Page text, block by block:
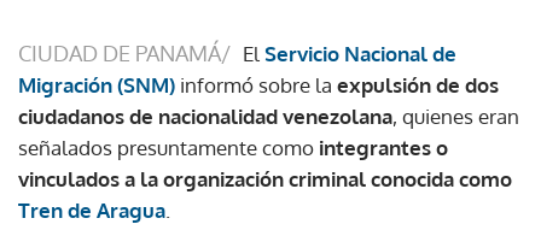
CIUDAD DE PANAMÁ/ El Servicio Nacional de
Migración (SNM) informó sobre la expulsión de dos
ciudadanos de nacionalidad venezolana, quienes eran
señalados presuntamente como integrantes o
vinculados a la organización criminal conocida como
Tren de Aragua